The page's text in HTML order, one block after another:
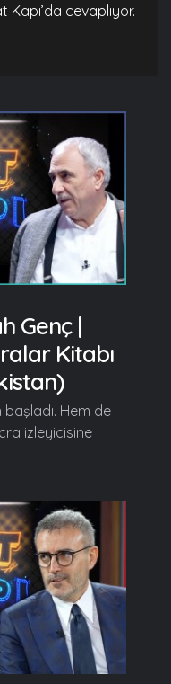
Kapı’da cevaplıyor.
Genç |
Kitabı
Hem de
izleyicisine